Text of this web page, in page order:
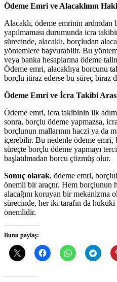
Ödeme Emri ve Alacaklının
Alacaklı, ödeme emrinin ardından
yapılmaması durumunda icra
sürecinde, alacaklı, borçludan
yöntemlere başvurabilir. Bu
veya banka hesaplarına ödeme
Ödeme emri, alacaklıya borcunu
borçlu itiraz ederse bu süreç biraz
Ödeme Emri ve İcra Takibi
Ödeme emri, icra takibinin ilk
sonra, borçlu ödeme yapmazsa,
borçlunun mallarının haczi ya da
içerebilir. Bu nedenle ödeme emri,
süreçte borçlu ödeme yapmayı
başlatılmadan borcu çözmüş olur.
Sonuç olarak, ödeme emri,
önemli bir araçtır. Hem borçlunun
alacağını koruyan bir mekanizma
sürecinde, her iki tarafın da hukuki
önemlidir.
Bunu paylaş: